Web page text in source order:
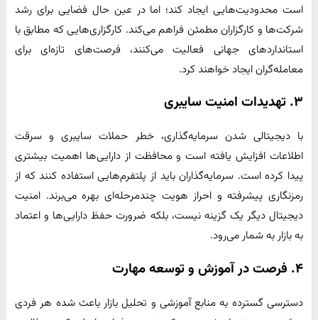
است محدودیت‌هایی ایجاد کند؛ اما در عین حال فضایی برای رشد
شرکت‌ها و کارگزاران مطمئن فراهم می‌کند. کارگزاری‌هایی که مطابق با
استانداردهای جهانی فعالیت می‌کنند، فرصت‌های تازه‌ای برای
معامله‌گران ایجاد خواهند کرد.
۳. تهدیدات امنیت سایبری
با دیجیتالی شدن سرمایه‌گذاری، خطر حملات سایبری و سرقت
اطلاعات افزایش یافته است و محافظت از دارایی‌ها اهمیت بیشتری
پیدا کرده است. سرمایه‌گذاران باید از پلتفرم‌هایی استفاده کنند که از
رمزنگاری پیشرفته و احراز هویت چندمرحله‌ای بهره می‌برند. امنیت
دیجیتال دیگر یک گزینه نیست، بلکه ضرورت حفظ دارایی‌ها و اعتماد
به بازار به شمار می‌رود.
۴. فرصت در آموزش و توسعه مهارت
دسترسی گسترده به منابع آموزشی و تحلیل بازار باعث شده هر فردی